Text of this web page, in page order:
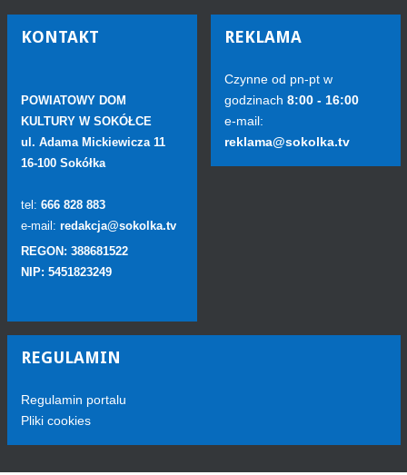
KONTAKT
POWIATOWY DOM
KULTURY W SOKÓŁCE
ul. Adama Mickiewicza 11
16-100 Sokółka
tel: 666 828 883
e-mail: redakcja@sokolka.tv
REGON: 388681522
NIP: 5451823249
REKLAMA
Czynne od pn-pt w
godzinach 8:00 - 16:00
e-mail:
reklama@sokolka.tv
REGULAMIN
Regulamin portalu
Pliki cookies